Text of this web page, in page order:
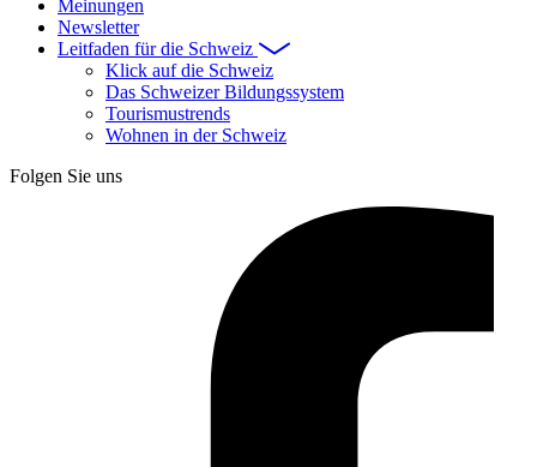
Meinungen
Newsletter
Leitfaden für die Schweiz
Klick auf die Schweiz
Das Schweizer Bildungssystem
Tourismustrends
Wohnen in der Schweiz
Folgen Sie uns